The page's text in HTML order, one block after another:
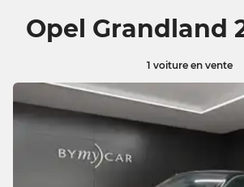
Opel Grandland
1 voiture en vente